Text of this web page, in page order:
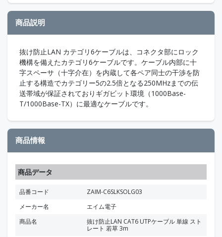
商品説明
抜け防止LAN カテゴリ6ケーブルは、コネクタ部にロック
機構を備えたカテゴリ6ケーブルです。ケーブル内部に十
字スペーサ（十字介在）を内蔵して各ペア同士の干渉を防
止する構造でカテゴリー5の2.5倍となる250MHzまでの伝
送帯域が保証されておりギガビット環境（1000Base-
T/1000Base-TX）に最適なケーブルです。
商品情報
商品データ
品番コード
ZAIM-C6SLKSOLG03
メーカー名
エイム電子
商品名
抜け防止LAN CAT6 UTPケーブル 単線 スト
レート 若草 3m